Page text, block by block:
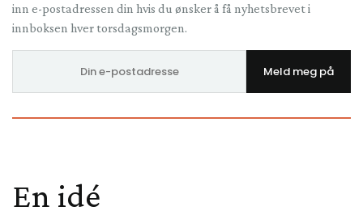
inn e-postadressen din hvis du ønsker å få nyhetsbrevet i
innboksen hver torsdagsmorgen.
Meld meg på
En idé